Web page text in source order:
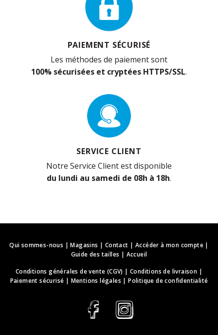
PAIEMENT SÉCURISÉ
Les méthodes de paiement sont
100% sécurisées et cryptées HTTPS/SSL.
SERVICE CLIENT
Notre Service Client est disponible
du lundi au samedi de 08h à 18h.
Qui sommes-nous |Magasins | Contact | Accéder à mon compte|
Guide des tailles | Accueil
Conditions générales de vente (CGV) |Conditions de livraison |
Paiement sécurisé | Mentions légales |Politique de confidentialité